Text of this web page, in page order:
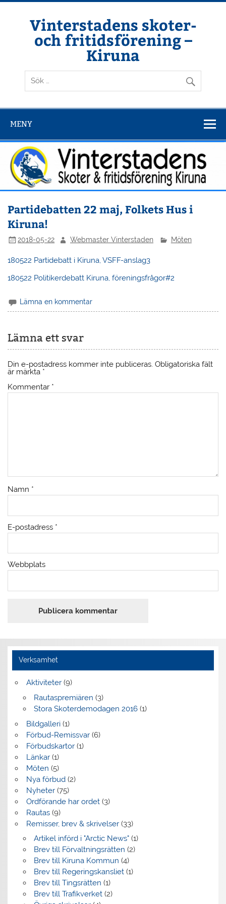
Hoppa
Vinterstadens skoter-
och fritidsförening –
Kiruna
Din ljuslykta i vintermörkret
MENY
Partidebatten 22 maj, Folkets Hus i
Kiruna!
2018-05-22 Webmaster Vinterstaden Möten
180522 Partidebatt i Kiruna, VSFF-anslag3
180522 Politikerdebatt Kiruna, föreningsfrågor#2
Lämna en kommentar
Lämna ett svar
Din e-postadress kommer inte publiceras. Obligatoriska fält
är märkta *
Kommentar *
Namn *
E-postadress *
Webbplats
Verksamhet
Aktiviteter(9)
Rautaspremiären (3)
Stora Skoterdemodagen 2016(1)
Bildgalleri(1)
Förbud-Remissvar(6)
Förbudskartor(1)
Länkar(1)
Möten (5)
Nya förbud(2)
Nyheter(75)
Ordförande har ordet(3)
Rautas(9)
Remisser, brev & skrivelser(33)
Artikel införd i "Arctic News"(1)
Brev till Förvaltningsrätten (2)
Brev till Kiruna Kommun (4)
Brev till Regeringskansliet(1)
Brev till Tingsrätten (1)
Brev till Trafikverket(2)